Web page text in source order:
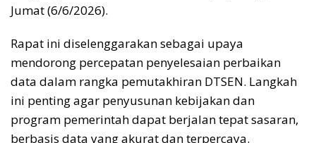
Jumat (6/6/2026).
Rapat ini diselenggarakan sebagai upaya
mendorong percepatan penyelesaian perbaikan
data dalam rangka pemutakhiran DTSEN. Langkah
ini penting agar penyusunan kebijakan dan
program pemerintah dapat berjalan tepat sasaran,
berbasis data yang akurat dan terpercaya.